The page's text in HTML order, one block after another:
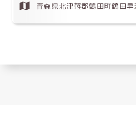
青森県北津軽郡鶴田町鶴田